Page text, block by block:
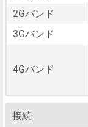
2Gバンド
3Gバンド
4Gバンド
接続